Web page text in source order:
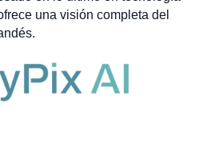
una visión completa del